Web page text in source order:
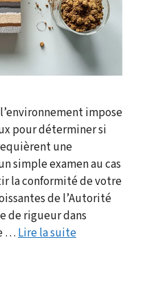
impose
pour déterminer si
une
simple examen au cas
la conformité de votre
de l’Autorité
de rigueur dans
…Lire la suite